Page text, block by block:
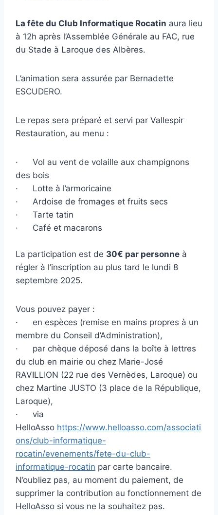
La fête du Club Informatique Rocatin aura lieu
à 12h après l’Assemblée Générale au FAC, rue
du Stade à Laroque des Albères.
L’animation sera assurée par Bernadette
ESCUDERO.
Le repas sera préparé et servi par Vallespir
Restauration, au menu :
· Vol au vent de volaille aux champignons
des bois
· Lotte à l’armoricaine
· Ardoise de fromages et fruits secs
· Tarte tatin
· Café et macarons
La participation est de 30€ par personne à
régler à l’inscription au plus tard le lundi 8
septembre 2025.
Vous pouvez payer :
· en espèces (remise en mains propres à un
membre du Conseil d’Administration),
· par chèque déposé dans la boîte à lettres
du club en mairie ou chez Marie-José
RAVILLION (22 rue des Vernèdes, Laroque) ou
chez Martine JUSTO (3 place de la République,
Laroque),
· via
HelloAsso https://www.helloasso.com/associati
ons/club-informatique-
rocatin/evenements/fete-du-club-
informatique-rocatin par carte bancaire.
N’oubliez pas, au moment du paiement, de
supprimer la contribution au fonctionnement de
HelloAsso si vous ne la souhaitez pas.